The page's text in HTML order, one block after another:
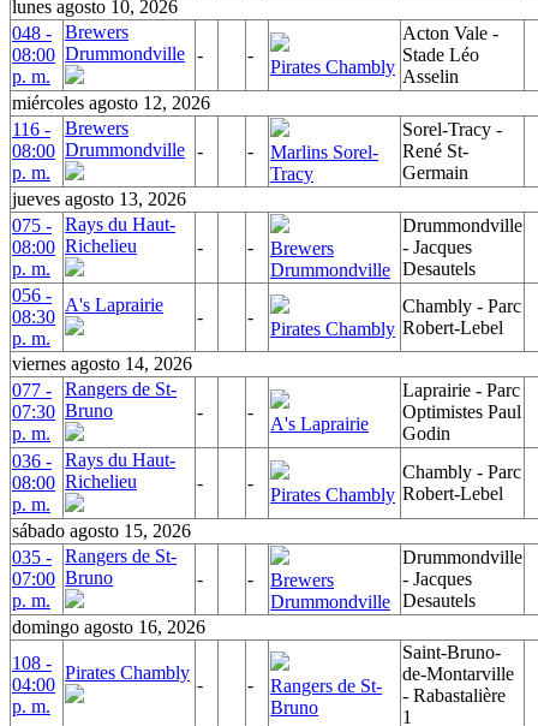
lunes agosto 10, 2026
048 -
08:00
p. m.
Brewers
Drummondville - -
Pirates Chambly
Acton Vale -
Stade Léo
Asselin
miércoles agosto 12, 2026
116 -
08:00
p. m.
Brewers
Drummondville - -
Marlins Sorel-
Tracy
Sorel-Tracy -
René St-
Germain
jueves agosto 13, 2026
075 -
08:00
p. m.
Rays du Haut-
Richelieu
- -
Brewers
Drummondville
Drummondville
- Jacques
Desautels
056 -
08:30
p. m.
A's Laprairie
- -
Pirates Chambly
Chambly - Parc
Robert-Lebel
viernes agosto 14, 2026
077 -
07:30
p. m.
Rangers de St-
Bruno
- -
A's Laprairie
Laprairie - Parc
Optimistes Paul
Godin
036 -
08:00
p. m.
Rays du Haut-
Richelieu
- -
Pirates Chambly
Chambly - Parc
Robert-Lebel
sábado agosto 15, 2026
035 -
07:00
p. m.
Rangers de St-
Bruno
- -
Brewers
Drummondville
Drummondville
- Jacques
Desautels
domingo agosto 16, 2026
108 -
04:00
p. m.
Pirates Chambly
- -
Rangers de St-
Bruno
Saint-Bruno-
de-Montarville
- Rabastalière
1